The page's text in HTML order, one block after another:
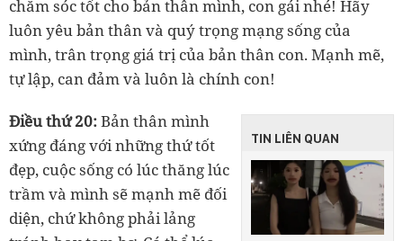
chăm sóc tốt cho bản thân mình, con gái nhé! Hãy
luôn yêu bản thân và quý trọng mạng sống của
mình, trân trọng giá trị của bản thân con. Mạnh mẽ,
tự lập, can đảm và luôn là chính con!
TIN LIÊN QUAN
Điều thứ 20:Bản thân mình
xứng đáng với những thứ tốt
đẹp, cuộc sống có lúc thăng lúc
trầm và mình sẽ mạnh mẽ đối
diện, chứ không phải lảng